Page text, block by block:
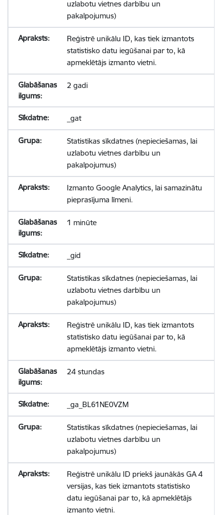
uzlabotu vietnes darbību un
pakalpojumus)
Reģistrē unikālu ID, kas tiek izmantots
statistisko datu iegūšanai par to, kā
apmeklētājs izmanto vietni.
2 gadi
_gat
Statistikas sīkdatnes (nepieciešamas, lai
uzlabotu vietnes darbību un
pakalpojumus)
Izmanto Google Analytics, lai samazinātu
pieprasījuma līmeni.
1 minūte
_gid
Statistikas sīkdatnes (nepieciešamas, lai
uzlabotu vietnes darbību un
pakalpojumus)
Reģistrē unikālu ID, kas tiek izmantots
statistisko datu iegūšanai par to, kā
apmeklētājs izmanto vietni.
24 stundas
_ga_BL61NE0VZM
Statistikas sīkdatnes (nepieciešamas, lai
uzlabotu vietnes darbību un
pakalpojumus)
Reģistrē unikālu ID priekš jaunākās GA 4
versijas, kas tiek izmantots statistisko
datu iegūšanai par to, kā apmeklētājs
izmanto vietni.